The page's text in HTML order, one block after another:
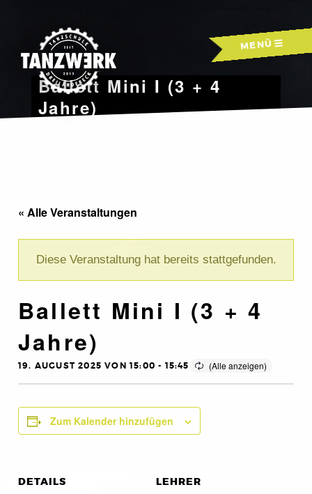
MENÜ
Ballett Mini I (3 + 4
Jahre)
« Alle Veranstaltungen
Diese Veranstaltung hat bereits stattgefunden.
Ballett Mini I (3 + 4
Jahre)
19. AUGUST 2025 VON 15:00 - 15:45
Zum Kalender hinzufügen
DETAILS LEHRER